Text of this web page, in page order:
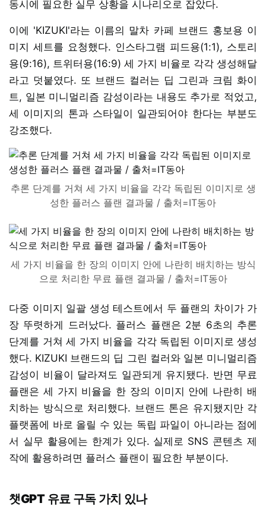
동시에 필요한 실무 상황을 시나리오로 잡았다.
이에 'KIZUKI'라는 이름의 말차 카페 브랜드 홍보용 이
미지 세트를 요청했다. 인스타그램 피드용(1:1), 스토리
용(9:16), 트위터용(16:9) 세 가지 비율로 각각 생성해달
라고 덧붙였다. 또 브랜드 컬러는 딥 그린과 크림 화이
트, 일본 미니멀리즘 감성이라는 내용도 추가로 적었고,
세 이미지의 톤과 스타일이 일관되어야 한다는 부분도
강조했다.
추론 단계를 거쳐 세 가지 비율을 각각 독립된 이미지로 생
성한 플러스 플랜 결과물 / 출처=IT동아
세 가지 비율을 한 장의 이미지 안에 나란히 배치하는 방식
으로 처리한 무료 플랜 결과물 / 출처=IT동아
다중 이미지 일괄 생성 테스트에서 두 플랜의 차이가 가
장 뚜렷하게 드러났다. 플러스 플랜은 2분 6초의 추론
단계를 거쳐 세 가지 비율을 각각 독립된 이미지로 생성
했다. KIZUKI 브랜드의 딥 그린 컬러와 일본 미니멀리즘
감성이 비율이 달라져도 일관되게 유지됐다. 반면 무료
플랜은 세 가지 비율을 한 장의 이미지 안에 나란히 배
치하는 방식으로 처리했다. 브랜드 톤은 유지됐지만 각
플랫폼에 바로 올릴 수 있는 독립 파일이 아니라는 점에
서 실무 활용에는 한계가 있다. 실제로 SNS 콘텐츠 제
작에 활용하려면 플러스 플랜이 필요한 부분이다.
챗GPT 유료 구독 가치 있나